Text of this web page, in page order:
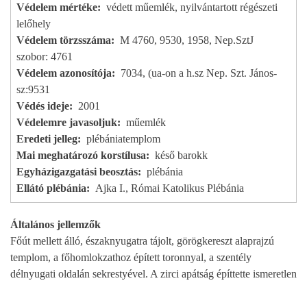
Védelem mértéke
védett műemlék, nyilvántartott régészeti
lelőhely
Védelem törzsszáma
M 4760, 9530, 1958, Nep.SztJ
szobor: 4761
Védelem azonosítója
7034, (ua-on a h.sz Nep. Szt. János-
sz:9531
Védés ideje
2001
Védelemre javasoljuk
műemlék
Eredeti jelleg
plébániatemplom
Mai meghatározó korstílusa
késő barokk
Egyházigazgatási beosztás
plébánia
Ellátó plébánia
Ajka I., Római Katolikus Plébánia
Általános jellemzők
Főút mellett álló, északnyugatra tájolt, görögkereszt alaprajzú
templom, a főhomlokzathoz épített toronnyal, a szentély
délnyugati oldalán sekrestyével. A zirci apátság építtette ismeretlen